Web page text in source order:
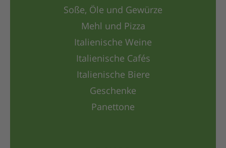
Soße, Öle und Gewürze
Mehl und Pizza
Italienische Weine
Italienische Cafés
Italienische Biere
Geschenke
Panettone